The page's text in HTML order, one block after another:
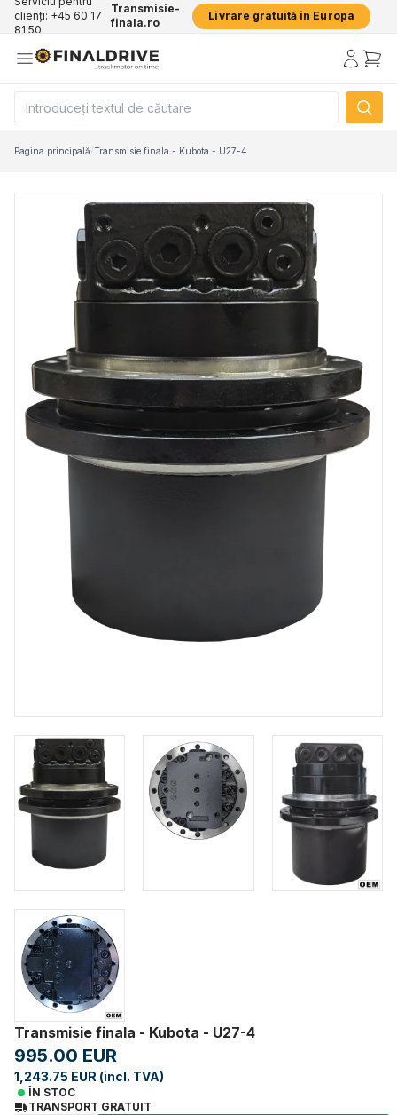
clienți: +45 60 17
81 50
Transmisie-
finala.ro
Livrare gratuită în Europa
Pagina principală/Transmisie finala - Kubota - U27-4
Transmisie finala - Kubota - U27-4
995.00 EUR
1,243.75 EUR (incl. TVA)
ÎN STOC
TRANSPORT GRATUIT